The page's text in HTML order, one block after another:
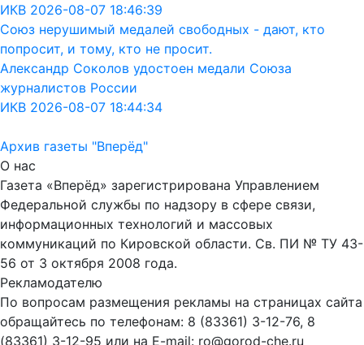
ИКВ 2026-08-07 18:46:39
Союз нерушимый медалей свободных - дают, кто
попросит, и тому, кто не просит.
Александр Соколов удостоен медали Союза
журналистов России
ИКВ 2026-08-07 18:44:34
Архив газеты "Вперёд"
О нас
Газета «Вперёд» зарегистрирована Управлением
Федеральной службы по надзору в сфере связи,
информационных технологий и массовых
коммуникаций по Кировской области. Св. ПИ № ТУ 43-
56 от 3 октября 2008 года.
Рекламодателю
По вопросам размещения рекламы на страницах сайта
обращайтесь по телефонам: 8 (83361) 3-12-76, 8
(83361) 3-12-95 или на E-mail: ro@gorod-che.ru